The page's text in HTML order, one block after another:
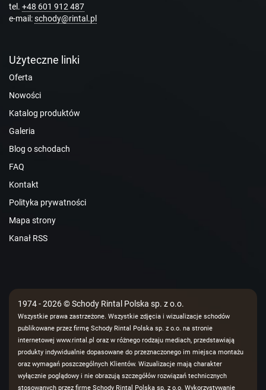
tel. +48 601 912 487
e-mail:schody@rintal.pl
Użyteczne linki
Oferta
Nowości
Katalog produktów
Galeria
Blog o schodach
FAQ
Kontakt
Polityka prywatności
Mapa strony
Kanał RSS
1974 - 2026 © Schody Rintal Polska sp. z o.o.
Wszystkie prawa zastrzeżone. Wszystkie zdjęcia i wizualizacje schodów
publikowane przez firmę Schody Rintal Polska sp. z o.o. na stronie
internetowej www.rintal.pl oraz w różnego rodzaju mediach, przedstawiają
produkty indywidualnie dopasowane do przeznaczonego im miejsca montażu
oraz wymagań poszczególnych Klientów. Wizualizacje mają charakter
wyłącznie poglądowy i nie obrazują szczegółów rozwiązań technicznych
stosowanych przez firmę Schody Rintal Polska sp. z o.o. Wykorzystywanie